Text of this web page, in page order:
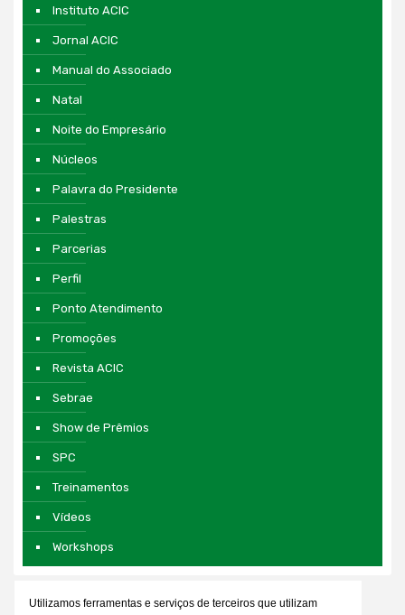
Instituto ACIC
Jornal ACIC
Manual do Associado
Natal
Noite do Empresário
Núcleos
Palavra do Presidente
Palestras
Parcerias
Perfil
Ponto Atendimento
Promoções
Revista ACIC
Sebrae
Show de Prêmios
SPC
Treinamentos
Vídeos
Workshops
Utilizamos ferramentas e serviços de terceiros que utilizam